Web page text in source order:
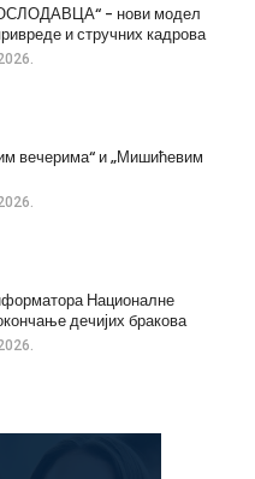
- нови модел
и стручних кадрова
вечерима“ и „Мишићевим
Националне
дечијих бракова